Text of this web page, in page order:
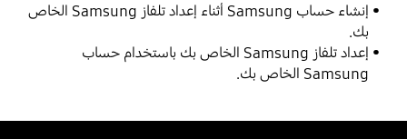
إنشاء حساب Samsung أثناء إعداد تلفاز Samsung الخاص
بك.
إعداد تلفاز Samsung الخاص بك باستخدام حساب
Samsung الخاص بك.